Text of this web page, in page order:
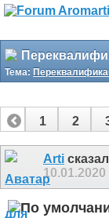
Тема:
1 2
Arti
10.01.2020